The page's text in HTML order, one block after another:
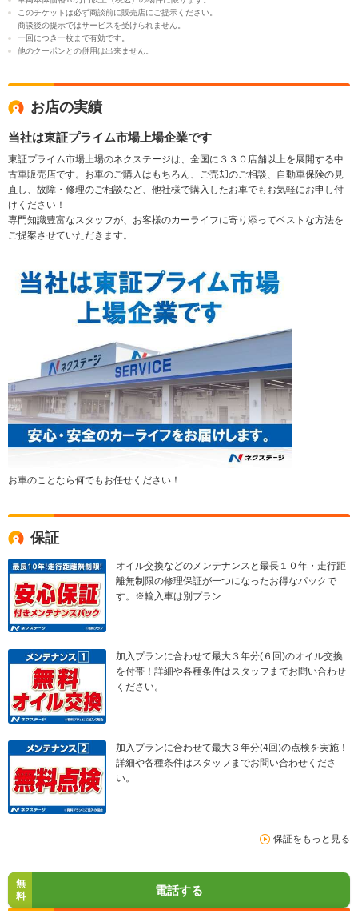
このチケットは必ず商談前に販売店にご提示ください。
商談後の提示ではサービスを受けられません。
一回につき一枚まで有効です。
他のクーポンとの併用は出来ません。
お店の実績
当社は東証プライム市場上場企業です
東証プライム市場上場のネクステージは、全国に３３０店舗以上を展開する中
古車販売店です。お車のご購入はもちろん、ご売却のご相談、自動車保険の見
直し、故障・修理のご相談など、他社様で購入したお車でもお気軽にお申し付
けください！
専門知識豊富なスタッフが、お客様のカーライフに寄り添ってベストな方法を
ご提案させていただきます。
お車のことなら何でもお任せください！
保証
オイル交換などのメンテナンスと最長１０年・走行距
離無制限の修理保証が一つになったお得なパックで
す。※輸入車は別プラン
加入プランに合わせて最大３年分(６回)のオイル交換
を付帯！詳細や各種条件はスタッフまでお問い合わせ
ください。
加入プランに合わせて最大３年分(4回)の点検を実施！
詳細や各種条件はスタッフまでお問い合わせくださ
い。
保証をもっと見る
無
料
電話する